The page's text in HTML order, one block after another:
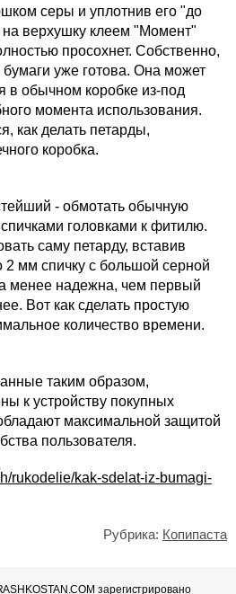
серы и уплотнив его "до
на верхушку клеем "Момент"
просохнет. Собственно,
уже готова. Она может
в обычном коробке из-под
момента использования.
как делать петарды,
коробка.
- обмотать обычную
головками к фитилю.
саму петарду, вставив
2 мм спичку с большой серной
менее надежна, чем первый
Вот как сделать простую
количество времени.
таким образом,
к устройству покупных
максимальной защитой
пользователя.
rukodelie/kak-sdelat-iz-bumagi-
Рубрика: Копипаста
зарегистрировано